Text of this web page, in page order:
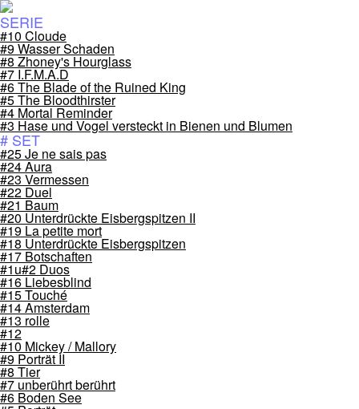
SERIE
#10 Cloude
#9 Wasser Schaden
#8 Zhoney's Hourglass
#7 I.F.M.A.D
#6 The Blade of the Ruined King
#5 The Bloodthirster
#4 Mortal Reminder
#3 Hase und Vogel versteckt in Bienen und Blumen
# SET
#25 Je ne sais pas
#24 Aura
#23 Vermessen
#22 Duel
#21 Baum
#20 Unterdrückte Eisbergspitzen II
#19 La petite mort
#18 Unterdrückte Eisbergspitzen
#17 Botschaften
#1u#2 Duos
#16 Liebesblind
#15 Touché
#14 Amsterdam
#13 rolle
#12
#10 Mickey / Mallory
#9 Porträt II
#8 Tier
#7 unberührt berührt
#6 Boden See